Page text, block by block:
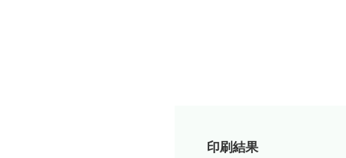
印刷結果